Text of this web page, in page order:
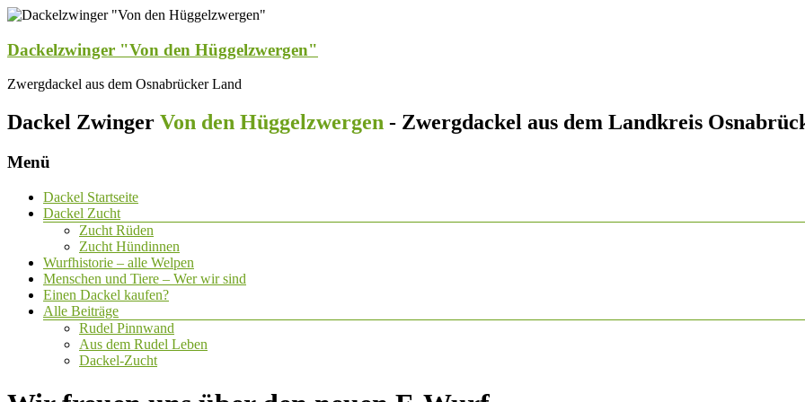
Dackelzwinger "Von den Hüggelzwergen"
Zwergdackel aus dem Osnabrücker Land
Dackel Zwinger Von den Hüggelzwergen - Zwergdackel aus dem Landkreis
Menü
Dackel Startseite
Dackel Zucht
Zucht Rüden
Zucht Hündinnen
Wurfhistorie – alle Welpen
Menschen und Tiere – Wer wir sind
Einen Dackel kaufen?
Alle Beiträge
Rudel Pinnwand
Aus dem Rudel Leben
Dackel-Zucht